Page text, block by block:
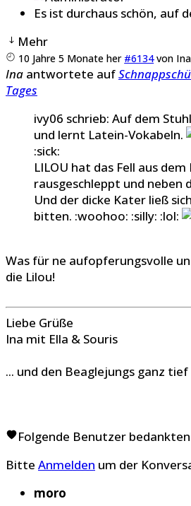
Es ist durchaus schön, auf
Mehr
10 Jahre 5 Monate her #6134 von Ina
Ina antwortete auf
Tages
ivy06 schrieb: Auf dem
und lernt Latein-Vokabeln.
:sick:
LILOU hat das Fell aus dem
rausgeschleppt und neben
Und der dicke Kater ließ
bitten. :woohoo: :silly: :lol:
Was für ne aufopferungsvolle
die Lilou!
Liebe Grüße
Ina mit Ella & Souris
... und den Beaglejungs ganz
Folgende Benutzer bedankten
Bitte Anmelden um der
moro